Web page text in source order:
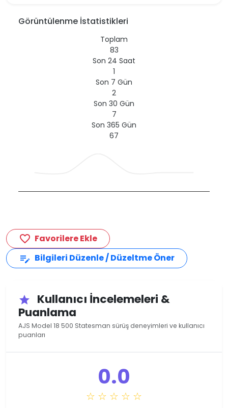
Görüntülenme İstatistikleri
Toplam
83
Son 24 Saat
1
Son 7 Gün
2
Son 30 Gün
7
Son 365 Gün
67
favorite_border Favorilere Ekle
edit_note Bilgileri Düzenle / Düzeltme Öner
star
Kullanıcı İncelemeleri &
Puanlama
AJS Model 18 500 Statesman sürüş deneyimleri ve kullanıcı
puanları
0.0
☆ ☆ ☆ ☆ ☆